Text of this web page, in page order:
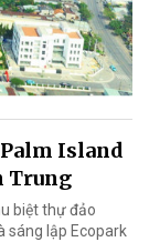
Island
Trung
biệt thự đảo
sáng lập Ecopark